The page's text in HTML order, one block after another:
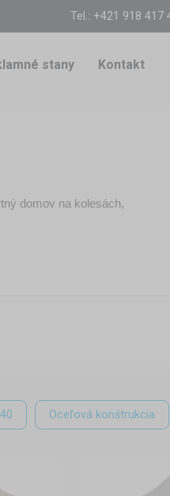
Tel.: +421 918 417
stany Kontakt
domov na kolesách,
dažďom alebo horúcim slnkom.
Oceľová konštrukcia